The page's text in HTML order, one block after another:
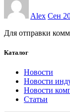
Alex Сен
Для отправки
Каталог
Новости
Новости
Новости
Статьи